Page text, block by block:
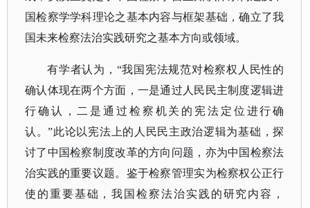
国检察学学科理论之基本内容与框架基础，确立了我
国未来检察法治实践研究之基本方向或领域。
有学者认为， “我国宪法规范对检察权人民性的
确认体现在两个方面，一是通过人民民主制度逻辑进
行确认，二是通过检察机关的宪法定位进行确
认。”此论以宪法上的人民民主政治逻辑为基础，探
讨了中国检察制度改革的方向问题，亦为中国检察法
治实践的重要议题。鉴于检察管理实为检察权公正行
使的重要基础，我国检察法治实践的研究内容，